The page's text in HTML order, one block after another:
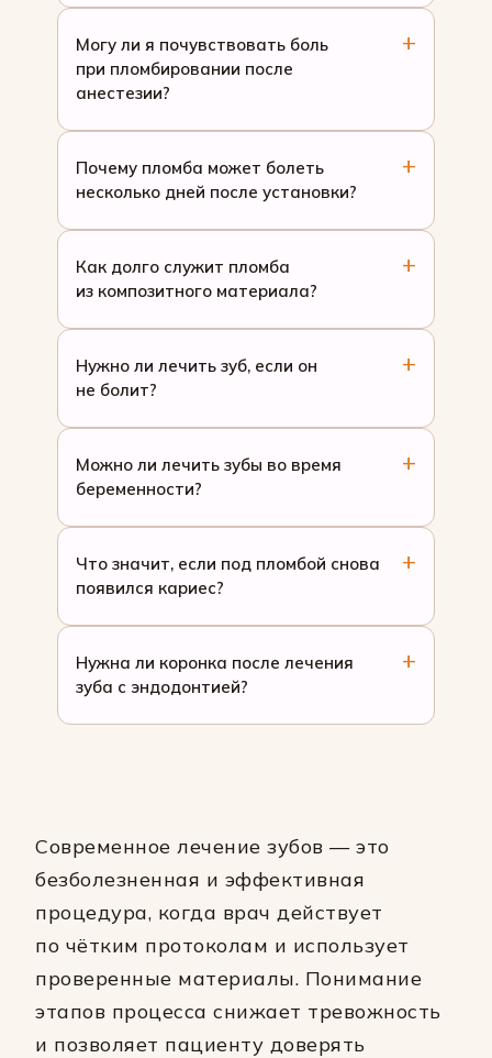
Могу ли я почувствовать боль
при пломбировании после
анестезии?
Почему пломба может болеть
несколько дней после установки?
Как долго служит пломба
из композитного материала?
Нужно ли лечить зуб, если он
не болит?
Можно ли лечить зубы во время
беременности?
Что значит, если под пломбой снова
появился кариес?
Нужна ли коронка после лечения
зуба с эндодонтией?
Современное лечение зубов — это
безболезненная и эффективная
процедура, когда врач действует
по чётким протоколам и использует
проверенные материалы. Понимание
этапов процесса снижает тревожность
и позволяет пациенту доверять